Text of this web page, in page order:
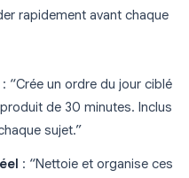
rapidement avant chaque
: “Crée un ordre du jour ciblé
de 30 minutes. Inclus
sujet.”
: “Nettoie et organise ces